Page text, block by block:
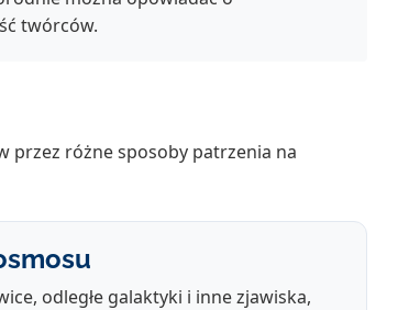
twórców.
przez różne sposoby patrzenia na
odległe galaktyki i inne zjawiska,